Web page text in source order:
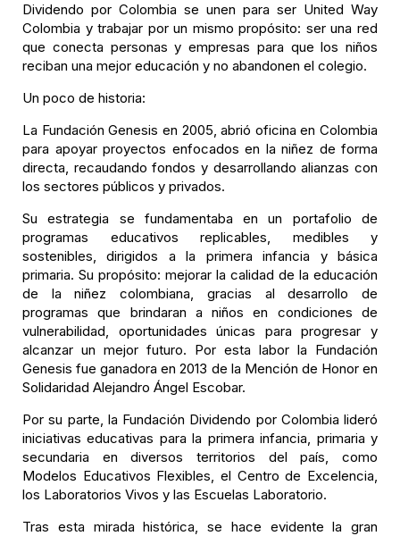
Dividendo por Colombia se unen para ser United Way
Colombia y trabajar por un mismo propósito: ser una red
que conecta personas y empresas para que los niños
reciban una mejor educación y no abandonen el colegio.
Un poco de historia:
La Fundación Genesis en 2005, abrió oficina en Colombia
para apoyar proyectos enfocados en la niñez de forma
directa, recaudando fondos y desarrollando alianzas con
los sectores públicos y privados.
Su estrategia se fundamentaba en un portafolio de
programas educativos replicables, medibles y
sostenibles, dirigidos a la primera infancia y básica
primaria. Su propósito: mejorar la calidad de la educación
de la niñez colombiana, gracias al desarrollo de
programas que brindaran a niños en condiciones de
vulnerabilidad, oportunidades únicas para progresar y
alcanzar un mejor futuro. Por esta labor la Fundación
Genesis fue ganadora en 2013 de la Mención de Honor en
Solidaridad Alejandro Ángel Escobar.
Por su parte, la Fundación Dividendo por Colombia lideró
iniciativas educativas para la primera infancia, primaria y
secundaria en diversos territorios del país, como
Modelos Educativos Flexibles, el Centro de Excelencia,
los Laboratorios Vivos y las Escuelas Laboratorio.
Tras esta mirada histórica, se hace evidente la gran